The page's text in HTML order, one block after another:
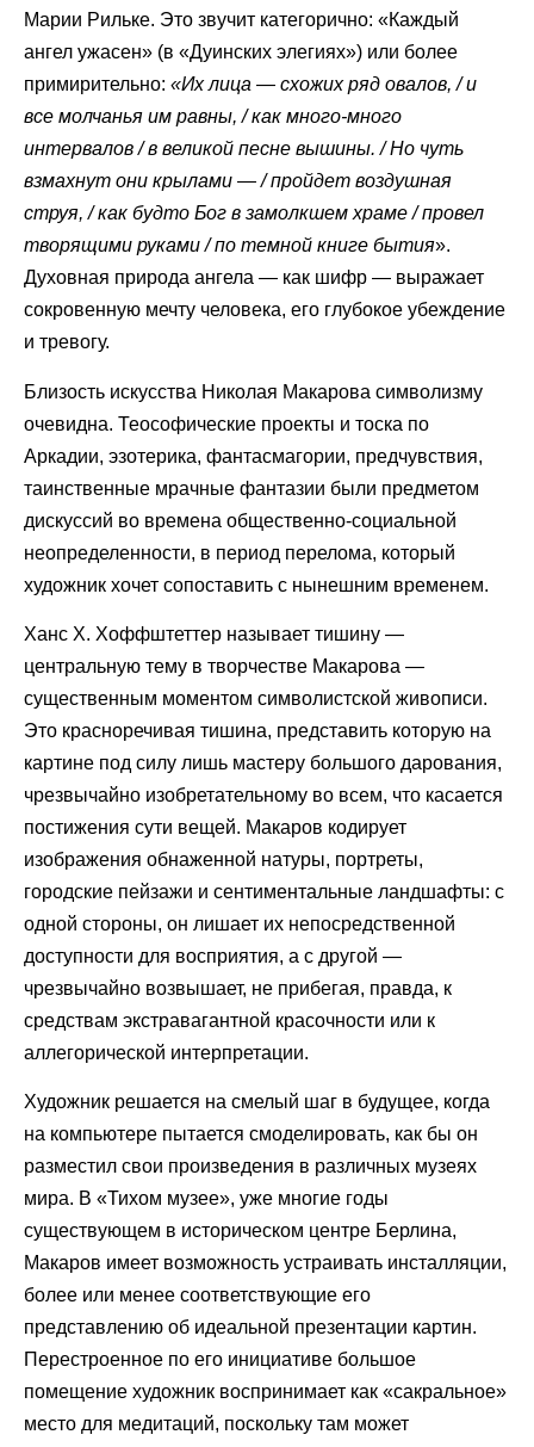
Марии Рильке. Это звучит категорично: «Каждый
ангел ужасен» (в «Дуинских элегиях») или более
примирительно: «Их лица — схожих ряд овалов, / и
все молчанья им равны, / как много-много
инmервалов / в великой песне вышины. / Но чуть
взмахнут они крылами — / пройдет воздушная
струя, / как будто Бог в замолкшем храме / провел
творящими руками / по темной книге бытия».
Духовная природа ангела — как шифр — выражает
сокровенную мечту человека, его глубокое убеждение
и тревогу.
Близость искусства Николая Макарова символизму
очевидна. Теософические проекты и тоска по
Аркадии, эзотерика, фантасмагории, предчувствия,
таинственные мрачные фантазии были предметом
дискуссий во времена общественно-социальной
неопределенности, в период перелома, который
художник хочет сопоставить с нынешним временем.
Ханс Х. Хоффштеттер называет тишину —
центральную тему в творчестве Макарова —
существенным моментом символистской живописи.
Это красноречивая тишина, представить которую на
картине под силу лишь мастеру большого дарования,
чрезвычайно изобретательному во всем, что касается
постижения сути вещей. Макаров кодирует
изображения обнаженной натуры, портреты,
городские пейзажи и сентиментальные ландшафты: с
одной стороны, он лишает их непосредственной
доступности для восприятия, а с другой —
чрезвычайно возвышает, не прибегая, правда, к
средствам экстравагантной красочности или к
аллегорической интерпретации.
Художник решается на смелый шаг в будущее, когда
на компьютере пытается смоделировать, как бы он
разместил свои произведения в различных музеях
мира. В «Тихом музее», уже многие годы
существующем в историческом центре Берлина,
Макаров имеет возможность устраивать инсталляции,
более или менее соответствующие его
представлению об идеальной презентации картин.
Перестроенное по его инициативе большое
помещение художник воспринимает как «сакральное»
место для медитаций, поскольку там может